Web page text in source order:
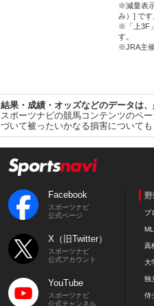
※減量表
み）] です
※「上3F
す。
※JRA主
結果・成績・オッズなどのデータは
スポーツナビの競馬コンテンツのペ
づいて被ったいかなる損害について
Facebook
スポーツナビ
公式ページ
X（旧Twitter）
スポーツナビ
公式アカウント
YouTube
スポーツナビ
公式チャンネル
プ
高
大
独
侍